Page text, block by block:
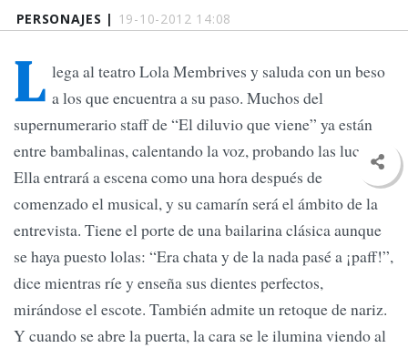
PERSONAJES | 19-10-2012 14:08
L lega al teatro Lola Membrives y saluda con un beso
a los que encuentra a su paso. Muchos del
supernumerario staff de “El diluvio que viene” ya están
entre bambalinas, calentando la voz, probando las luces.
Ella entrará a escena como una hora después de
comenzado el musical, y su camarín será el ámbito de la
entrevista. Tiene el porte de una bailarina clásica aunque
se haya puesto lolas: “Era chata y de la nada pasé a ¡paff!”,
dice mientras ríe y enseña sus dientes perfectos,
mirándose el escote. También admite un retoque de nariz.
Y cuando se abre la puerta, la cara se le ilumina viendo al